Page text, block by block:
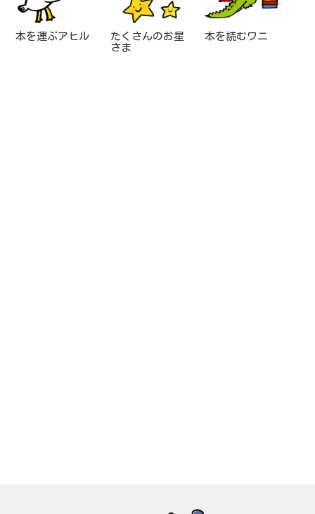
本を運ぶアヒル
たくさんのお星
さま
本を読むワニ